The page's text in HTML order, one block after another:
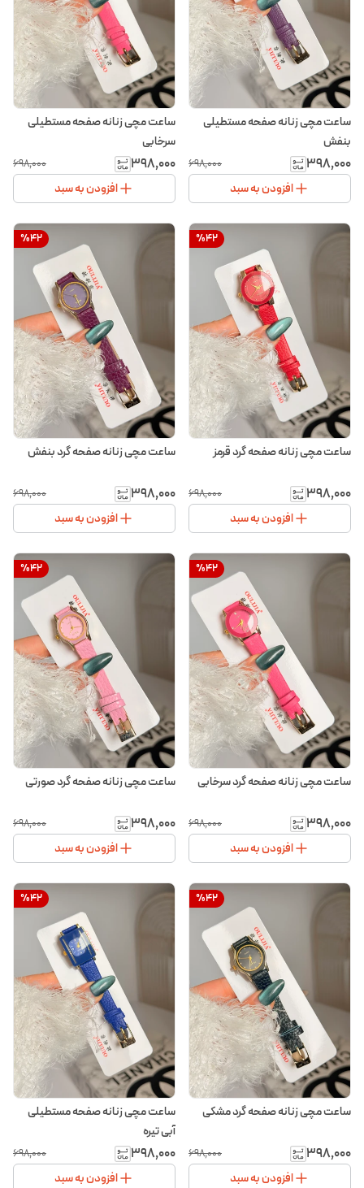
ساعت مچی زنانه صفحه مستطیلی
بنفش
۳۹۸٬۰۰۰ ۶۹۸٬۰۰۰
افزودن به سبد
ساعت مچی زنانه صفحه مستطیلی
سرخابی
۳۹۸٬۰۰۰ ۶۹۸٬۰۰۰
افزودن به سبد
%42
ساعت مچی زنانه صفحه گرد قرمز
۳۹۸٬۰۰۰ ۶۹۸٬۰۰۰
افزودن به سبد
%42
ساعت مچی زنانه صفحه گرد بنفش
۳۹۸٬۰۰۰ ۶۹۸٬۰۰۰
افزودن به سبد
%42
ساعت مچی زنانه صفحه گرد سرخابی
۳۹۸٬۰۰۰ ۶۹۸٬۰۰۰
افزودن به سبد
%42
ساعت مچی زنانه صفحه گرد صورتی
۳۹۸٬۰۰۰ ۶۹۸٬۰۰۰
افزودن به سبد
%42
ساعت مچی زنانه صفحه گرد مشکی
۳۹۸٬۰۰۰ ۶۹۸٬۰۰۰
افزودن به سبد
%42
ساعت مچی زنانه صفحه مستطیلی
آبی تیره
۳۹۸٬۰۰۰ ۶۹۸٬۰۰۰
افزودن به سبد